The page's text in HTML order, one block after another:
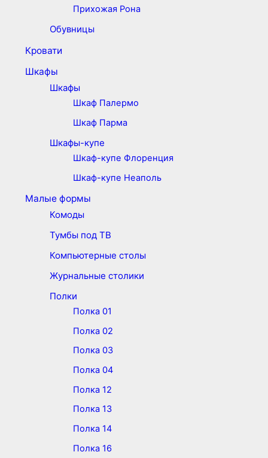
Прихожая Рона
Обувницы
Кровати
Шкафы
Шкафы
Шкаф Палермо
Шкаф Парма
Шкафы-купе
Шкаф-купе Флоренция
Шкаф-купе Неаполь
Малые формы
Комоды
Тумбы под ТВ
Компьютерные столы
Журнальные столики
Полки
Полка 01
Полка 02
Полка 03
Полка 04
Полка 12
Полка 13
Полка 14
Полка 16